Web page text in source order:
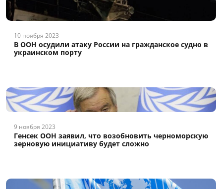
10 ноября 2023
В ООН осудили атаку России на гражданское судно в
украинском порту
9 ноября 2023
Генсек ООН заявил, что возобновить черноморскую
зерновую инициативу будет сложно